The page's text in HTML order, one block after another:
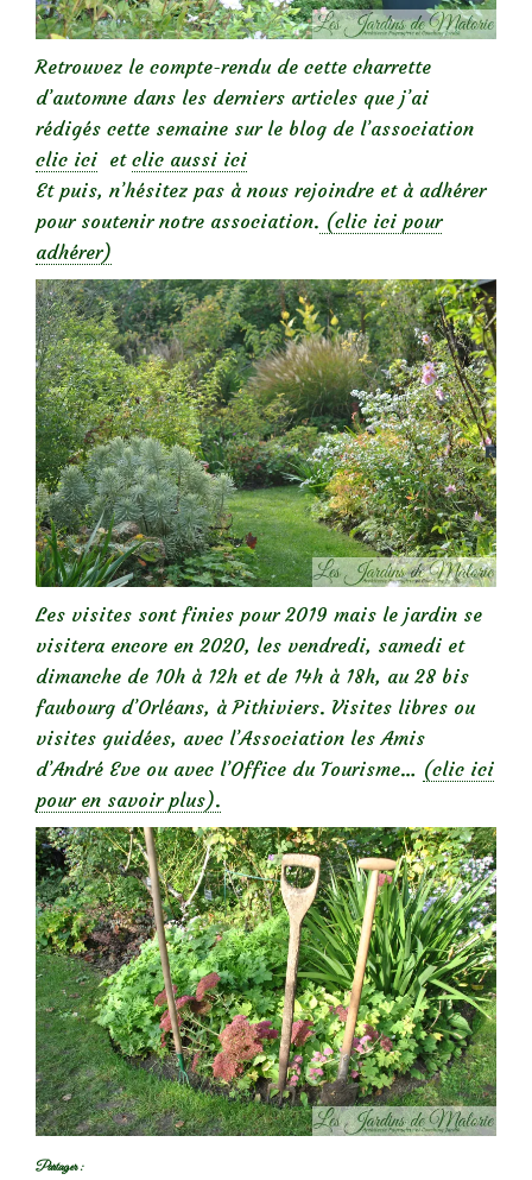
Retrouvez le compte-rendu de cette charrette
d’automne dans les derniers articles que j’ai
rédigés cette semaine sur le blog de l’association
clic ici et clic aussi ici
Et puis, n’hésitez pas à nous rejoindre et à adhérer
pour soutenir notre association. (clic ici pour
adhérer)
Les visites sont finies pour 2019 mais le jardin se
visitera encore en 2020, les vendredi, samedi et
dimanche de 10h à 12h et de 14h à 18h, au 28 bis
faubourg d’Orléans, à Pithiviers. Visites libres ou
visites guidées, avec l’Association les Amis
d’André Eve ou avec l’Office du Tourisme… (clic ici
pour en savoir plus).
Partager :